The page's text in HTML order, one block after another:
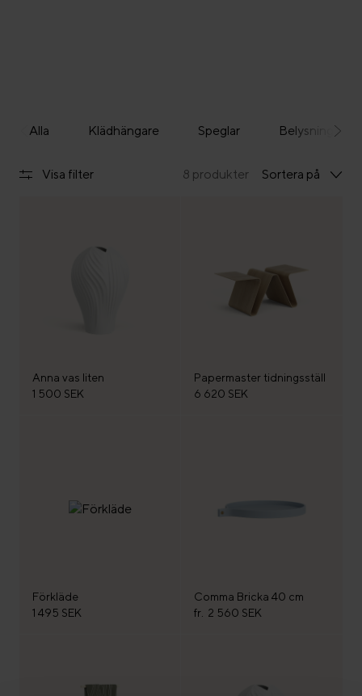
Visa filter
Alla Klädhängare Speglar Belysning
8 produkter Sortera på
Anna vas liten
1 500 SEK
Papermaster tidningsställ
6 620 SEK
Förkläde
1 495 SEK
Comma Bricka 40 cm
fr. 2 560 SEK